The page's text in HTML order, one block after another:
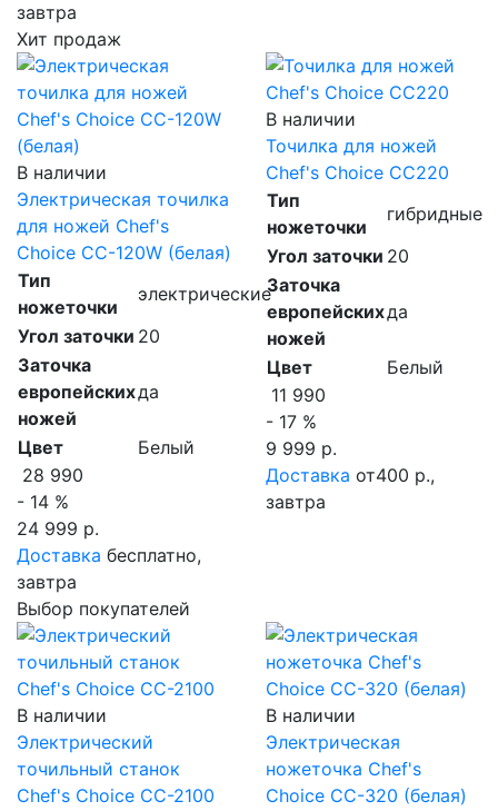
завтра
Хит продаж
В наличии
Электрическая точилка
для ножей Chef's
Choice CC-120W (белая)
Тип
ножеточки
электрические
Угол заточки 20
Заточка
европейских
ножей
да
Цвет
Белый
28 990
- 14 %
24 999 р.
Доставка бесплатно,
завтра
Выбор покупателей
В наличии
Точилка для ножей
Chef's Choice CC220
Тип
ножеточки
гибридные
Угол заточки 20
Заточка
европейских
ножей
да
Цвет
Белый
11 990
- 17 %
9 999 р.
Доставка от400 р.,
завтра
В наличии
Электрический
точильный станок
Chef's Choice CC-2100
В наличии
Электрическая
ножеточка Chef's
Choice CC-320 (белая)